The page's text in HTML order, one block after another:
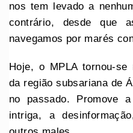
nos tem levado a
contrário, desde que
navegamos por marés
Hoje, o MPLA tornou-
da região subsariana de
no passado. Promove
intriga, a